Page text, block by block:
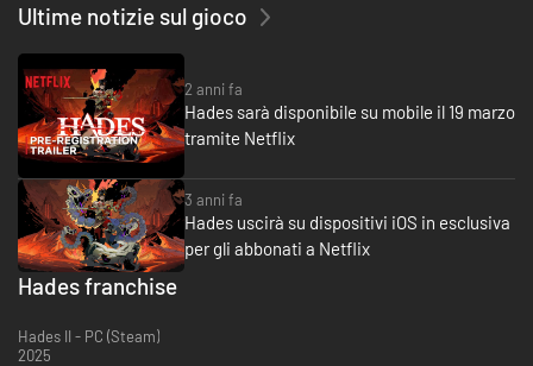
Hai una vasta gamma di armi e poteri: scatto, attacco leggero o con
arma primaria) e anche un po' di magia; un esempio è "lancio", un
incantesimo fondamentalmente come arma a lunga distanza.
Ultime notizie sul gioco
2 anni fa
Hades sarà disponibile su mobile il 19 marzo
tramite Netflix
3 anni fa
Hades uscirà su dispositivi iOS in esclusiva
per gli abbonati a Netflix
Hades franchise
Hades II - PC (Steam)
2025